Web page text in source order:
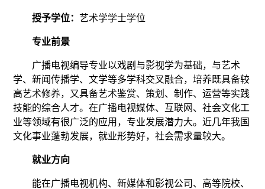
授予学位： 艺术学学士学位
专业前景
广播电视编导专业以戏剧与影视学为基础，与艺术
学、新闻传播学、文学等多学科交叉融合，培养既具备较
高艺术修养，又具备艺术鉴赏、策划、制作、运营等实践
技能的综合人才。在广播电视媒体、互联网、社会文化工
业等领域有很广泛的应用，专业发展潜力大。近几年我国
文化事业蓬勃发展，就业形势好，社会需求量较大。
就业方向
能在广播电视机构、新媒体和影视公司、高等院校、